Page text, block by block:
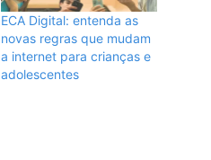
ECA Digital: entenda as
novas regras que mudam
a internet para crianças e
adolescentes